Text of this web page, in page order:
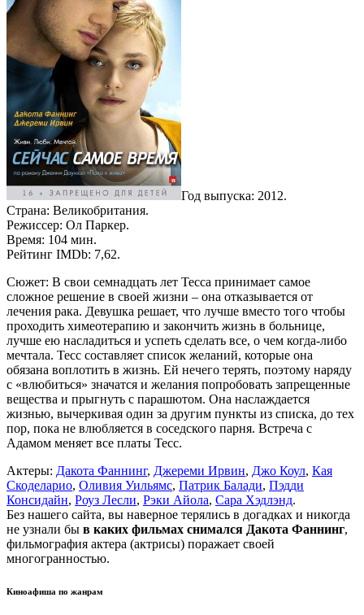
Год выпуска: 2012.
Страна: Великобритания.
Режиссер: Ол Паркер.
Время: 104 мин.
Рейтинг IMDb: 7,62.
Сюжет: В свои семнадцать лет Тесса принимает самое
сложное решение в своей жизни – она отказывается от
лечения рака. Девушка решает, что лучше вместо того чтобы
проходить химеотерапию и закончить жизнь в больнице,
лучше ею насладиться и успеть сделать все, о чем когда-либо
мечтала. Тесс составляет список желаний, которые она
обязана воплотить в жизнь. Ей нечего терять, поэтому наряду
с «влюбиться» значатся и желания попробовать запрещенные
вещества и прыгнуть с парашютом. Она наслаждается
жизнью, вычеркивая один за другим пункты из списка, до тех
пор, пока не влюбляется в соседского парня. Встреча с
Адамом меняет все платы Тесс.
Актеры: Дакота Фаннинг, Джереми Ирвин, Джо Коул, Кая
Скоделарио, Оливия Уильямс, Патрик Балади, Пэдди
Консидайн, Роуз Лесли, Рэки Айола, Сара Хэдлэнд.
Без нашего сайта, вы наверное терялись в догадках и никогда
не узнали бы в каких фильмах снимался Дакота Фаннинг,
фильмография актера (актрисы) поражает своей
многогранностью.
Киноафиша по жанрам